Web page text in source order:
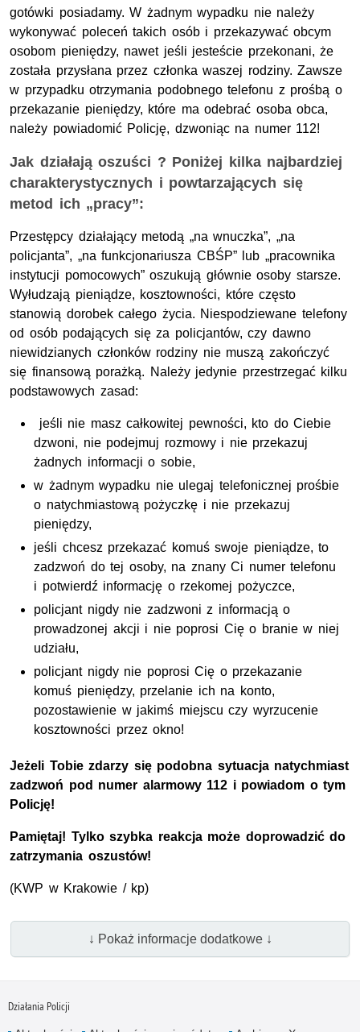
gotówki posiadamy. W żadnym wypadku nie należy
wykonywać poleceń takich osób i przekazywać obcym
osobom pieniędzy, nawet jeśli jesteście przekonani, że
została przysłana przez członka waszej rodziny. Zawsze
w przypadku otrzymania podobnego telefonu z prośbą o
przekazanie pieniędzy, które ma odebrać osoba obca,
należy powiadomić Policję, dzwoniąc na numer 112!
Jak działają oszuści ? Poniżej kilka najbardziej
charakterystycznych i powtarzających się
metod ich „pracy”:
Przestępcy działający metodą „na wnuczka”, „na
policjanta”, „na funkcjonariusza CBŚP” lub „pracownika
instytucji pomocowych” oszukują głównie osoby starsze.
Wyłudzają pieniądze, kosztowności, które często
stanowią dorobek całego życia. Niespodziewane telefony
od osób podających się za policjantów, czy dawno
niewidzianych członków rodziny nie muszą zakończyć
się finansową porażką. Należy jedynie przestrzegać kilku
podstawowych zasad:
jeśli nie masz całkowitej pewności, kto do Ciebie
dzwoni, nie podejmuj rozmowy i nie przekazuj
żadnych informacji o sobie,
w żadnym wypadku nie ulegaj telefonicznej prośbie
o natychmiastową pożyczkę i nie przekazuj
pieniędzy,
jeśli chcesz przekazać komuś swoje pieniądze, to
zadzwoń do tej osoby, na znany Ci numer telefonu
i potwierdź informację o rzekomej pożyczce,
policjant nigdy nie zadzwoni z informacją o
prowadzonej akcji i nie poprosi Cię o branie w niej
udziału,
policjant nigdy nie poprosi Cię o przekazanie
komuś pieniędzy, przelanie ich na konto,
pozostawienie w jakimś miejscu czy wyrzucenie
kosztowności przez okno!
Jeżeli Tobie zdarzy się podobna sytuacja natychmiast
zadzwoń pod numer alarmowy 112 i powiadom o tym
Policję!
Pamiętaj! Tylko szybka reakcja może doprowadzić do
zatrzymania oszustów!
(KWP w Krakowie / kp)
↓ Pokaż informacje dodatkowe ↓
Działania Policji